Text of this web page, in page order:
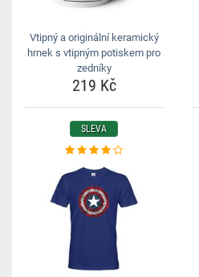
Vtipný a originální keramický
hrnek s vtipným potiskem pro
zedníky
219 Kč
SLEVA